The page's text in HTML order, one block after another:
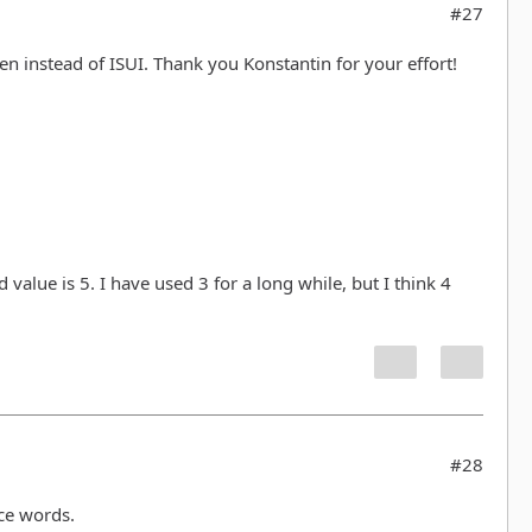
#27
instead of ISUI. Thank you Konstantin for your effort!
value is 5. I have used 3 for a long while, but I think 4
#28
words.